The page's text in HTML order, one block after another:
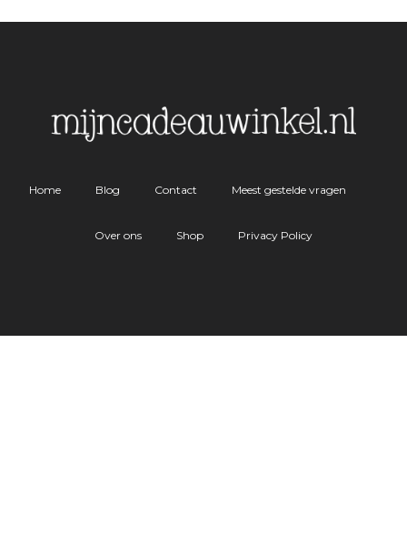
Home Blog Contact Meest gestelde vragen
Over ons Shop Privacy Policy